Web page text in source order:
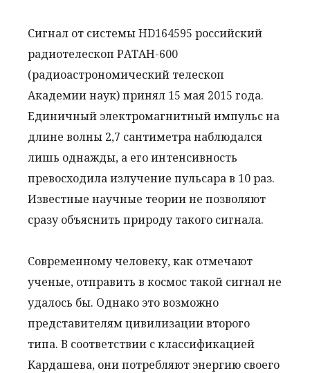
Сигнал от системы HD164595 российский
радиотелескоп РАТАН-600
(радиоастрономический телескоп
Академии наук) принял 15 мая 2015 года.
Единичный электромагнитный импульс на
длине волны 2,7 сантиметра наблюдался
лишь однажды, а его интенсивность
превосходила излучение пульсара в 10 раз.
Известные научные теории не позволяют
сразу объяснить природу такого сигнала.
Современному человеку, как отмечают
ученые, отправить в космос такой сигнал не
удалось бы. Однако это возможно
представителям цивилизации второго
типа. В соответствии с классификацией
Кардашева, они потребляют энергию своего